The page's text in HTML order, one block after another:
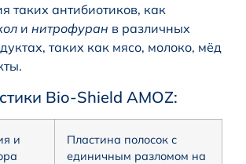
таких антибиотиков, как
и нитрофуран в различных
таких как мясо, молоко, мёд
Bio-Shield AMOZ:
и
Пластина полосок с
единичным разломом на